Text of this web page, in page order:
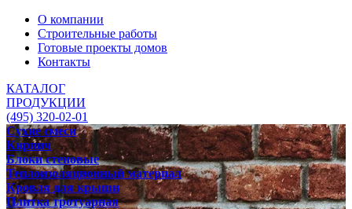
О компании
Строительные работы
Готовые проекты домов
Контакты
КАТАЛОГ
ПРОДУКЦИИ
(495) 320-02-01
Сухие смеси
Кирпич
Блоки стеновые
Теплоизоляционный материал
Кровля для крыши
Плитка тротуарная